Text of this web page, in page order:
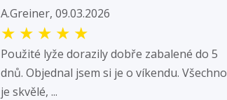
A.Greiner, 09.03.2026
★ ★ ★ ★ ★
Použité lyže dorazily dobře zabalené do 5
dnů. Objednal jsem si je o víkendu. Všechno
je skvělé, ...